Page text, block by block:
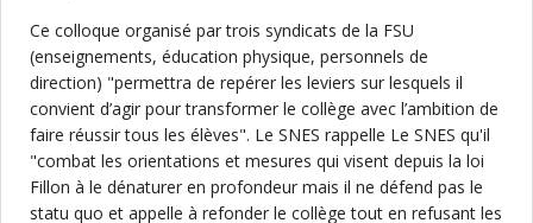
Ce colloque organisé par trois syndicats de la FSU
(enseignements, éducation physique, personnels de
direction) "permettra de repérer les leviers sur lesquels il
convient d’agir pour transformer le collège avec l’ambition de
faire réussir tous les élèves". Le SNES rappelle Le SNES qu'il
"combat les orientations et mesures qui visent depuis la loi
Fillon à le dénaturer en profondeur mais il ne défend pas le
statu quo et appelle à refonder le collège tout en refusant les